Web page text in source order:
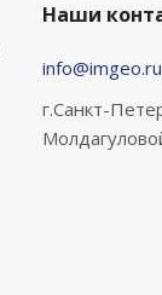
Наши
info@imgeo.ru
г.Санкт-